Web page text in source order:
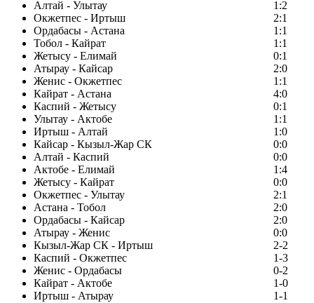
Алтай - Улытау
1:2
Окжетпес - Иртыш
2:1
Ордабасы - Астана
1:1
Тобол - Кайрат
1:1
Жетысу - Елимай
0:1
Атырау - Кайсар
2:0
Женис - Окжетпес
1:1
Кайрат - Астана
4:0
Каспий - Жетысу
0:1
Улытау - Актобе
1:1
Иртыш - Алтай
1:0
Кайсар - Кызыл-Жар СК
0:0
Алтай - Каспий
0:0
Актобе - Елимай
1:4
Жетысу - Кайрат
0:0
Окжетпес - Улытау
2:1
Астана - Тобол
2:0
Ордабасы - Кайсар
2:0
Атырау - Женис
0:0
Кызыл-Жар СК - Иртыш
2-2
Каспий - Окжетпес
1-3
Женис - Ордабасы
0-2
Кайрат - Актобе
1-0
Иртыш - Атырау
1-1